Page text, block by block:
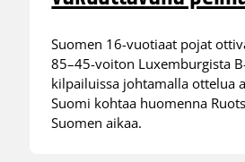
Suomen 16-vuotiaat pojat
85–45-voiton Luxemburgista
kilpailuissa johtamalla ottelua
Suomi kohtaa huomenna
Suomen aikaa.